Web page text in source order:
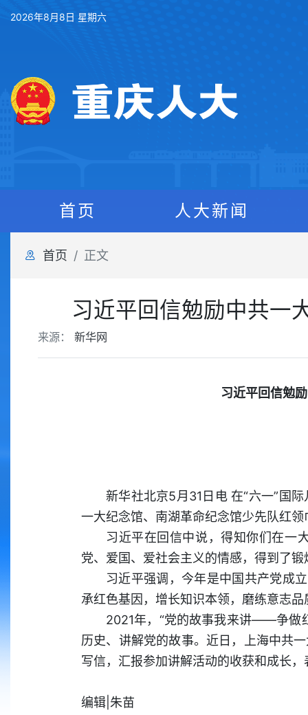
2026年8月8日 星期六
首页 人大新闻
首页 正文
习近平回信勉励中共一
来源： 新华网
习近平回信勉
新华社北京5月31日电 在“六一”国
一大纪念馆、南湖革命纪念馆少先队红
习近平在回信中说，得知你们在一
党、爱国、爱社会主义的情感，得到了
习近平强调，今年是中国共产党成
承红色基因，增长知识本领，磨练意志
2021年，“党的故事我来讲——争做
历史、讲解党的故事。近日，上海中共
写信，汇报参加讲解活动的收获和成长
编辑|朱苗